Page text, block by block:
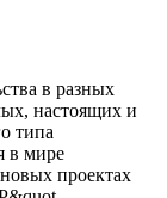
в разных
настоящих и
типа
в мире
проектах